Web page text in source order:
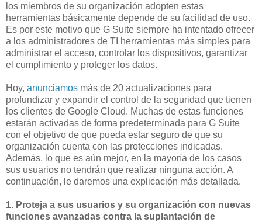
los miembros de su organización adopten estas
herramientas básicamente depende de su facilidad de uso.
Es por este motivo que G Suite siempre ha intentado ofrecer
a los administradores de TI herramientas más simples para
administrar el acceso, controlar los dispositivos, garantizar
el cumplimiento y proteger los datos.
Hoy, anunciamos más de 20 actualizaciones para
profundizar y expandir el control de la seguridad que tienen
los clientes de Google Cloud. Muchas de estas funciones
estarán activadas de forma predeterminada para G Suite
con el objetivo de que pueda estar seguro de que su
organización cuenta con las protecciones indicadas.
Además, lo que es aún mejor, en la mayoría de los casos
sus usuarios no tendrán que realizar ninguna acción. A
continuación, le daremos una explicación más detallada.
1. Proteja a sus usuarios y su organización con nuevas
funciones avanzadas contra la suplantación de